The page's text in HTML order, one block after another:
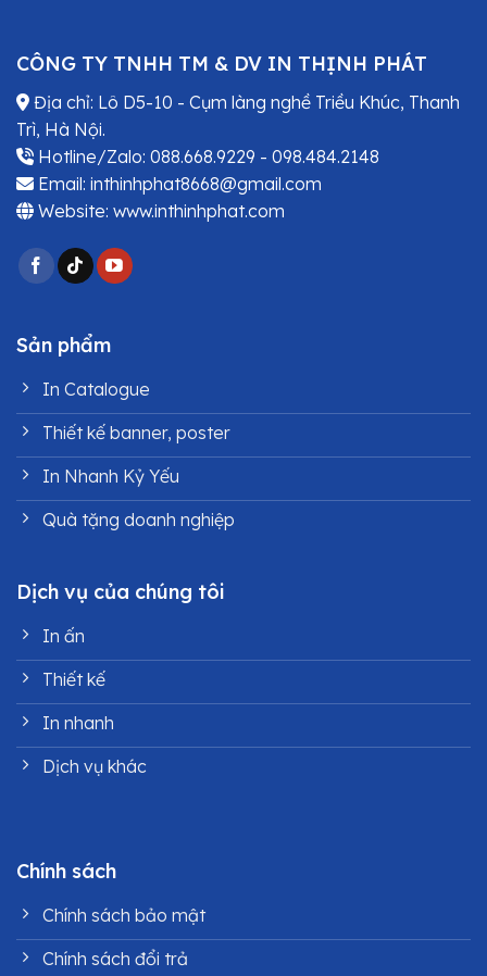
CÔNG TY TNHH TM & DV IN THỊNH PHÁT
Địa chỉ: Lô D5-10 - Cụm làng nghề Triều Khúc, Thanh
Trì, Hà Nội.
Hotline/Zalo: 088.668.9229 - 098.484.2148
Email: inthinhphat8668@gmail.com
Website: www.inthinhphat.com
Sản phẩm
In Catalogue
Thiết kế banner, poster
In Nhanh Kỷ Yếu
Quà tặng doanh nghiệp
Dịch vụ của chúng tôi
In ấn
Thiết kế
In nhanh
Dịch vụ khác
Chính sách
Chính sách bảo mật
Chính sách đổi trả